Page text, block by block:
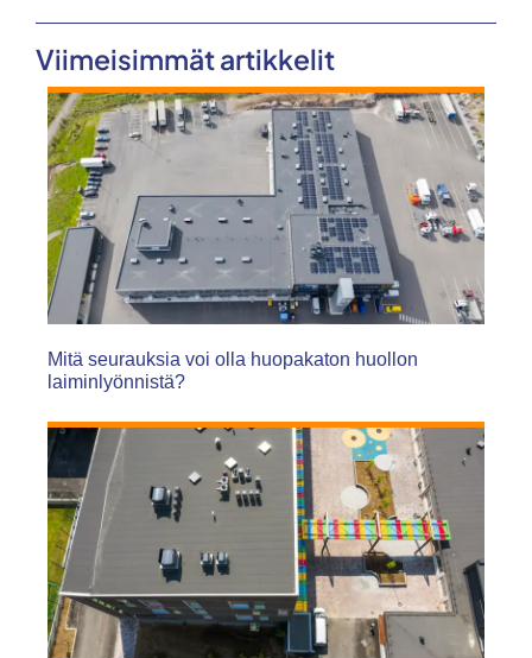
Viimeisimmät artikkelit
Mitä seurauksia voi olla huopakaton huollon
laiminlyönnistä?